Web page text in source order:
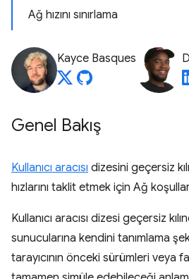
Ağ hızını sınırlama
Kayce Basques
Genel Bakış
Kullanıcı aracısı dizesini geçersiz
hızlarını taklit etmek için Ağ
Kullanıcı aracısı dizesi geçersiz
sunucularına kendini tanımlama
tarayıcının önceki sürümleri veya